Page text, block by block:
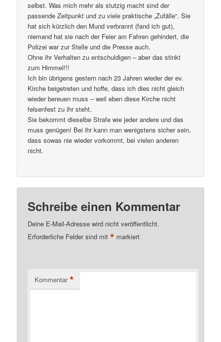
selbst. Was mich mehr als stutzig macht sind der
passende Zeitpunkt und zu viele praktische „Zufälle“. Sie
hat sich kürzlich den Mund verbrannt (fand ich gut),
niemand hat sie nach der Feier am Fahren gehindert, die
Polizei war zur Stelle und die Presse auch.
Ohne ihr Verhalten zu entschuldigen – aber das stinkt
zum Himmel!!!
Ich bin übrigens gestern nach 23 Jahren wieder der ev.
Kirche beigetreten und hoffe, dass ich dies nicht gleich
wieder bereuen muss – weil eben diese Kirche nicht
felsenfest zu ihr steht.
Sie bekommt dieselbe Strafe wie jeder andere und das
muss genügen! Bei ihr kann man wenigstens sicher sein,
dass sowas nie wieder vorkommt, bei vielen anderen
nicht.
Schreibe einen Kommentar
Deine E-Mail-Adresse wird nicht veröffentlicht.
Erforderliche Felder sind mit* markiert
Kommentar *